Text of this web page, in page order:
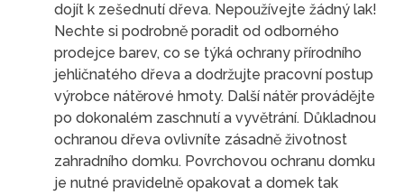
dojít k zešednutí dřeva. Nepoužívejte žádný lak!
Nechte si podrobně poradit od odborného
prodejce barev, co se týká ochrany přírodního
jehličnatého dřeva a dodržujte pracovní postup
výrobce nátěrové hmoty. Další nátěr provádějte
po dokonalém zaschnutí a vyvětrání. Důkladnou
ochranou dřeva ovlivníte zásadně životnost
zahradního domku. Povrchovou ochranu domku
je nutné pravidelně opakovat a domek tak